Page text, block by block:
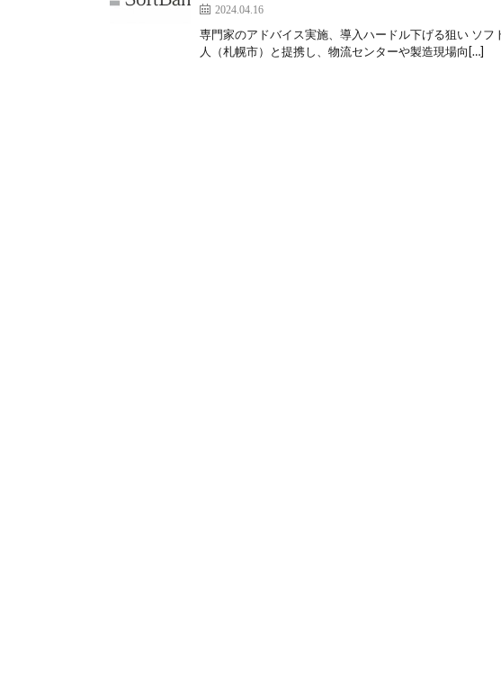
2024.04.16
専門家のアドバイス実施、導入ハードル下げる狙い ソ
人（札幌市）と提携し、物流センターや製造現場向[…]